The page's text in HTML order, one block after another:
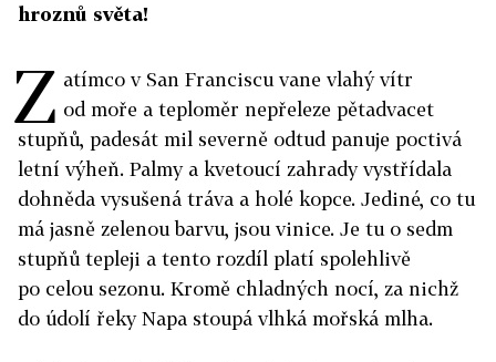
hroznů světa!
Z atímco v San Franciscu vane vlahý vítr
od moře a teploměr nepřeleze pětadvacet
stupňů, padesát mil severně odtud panuje poctivá
letní výheň. Palmy a kvetoucí zahrady vystřídala
dohněda vysušená tráva a holé kopce. Jediné, co tu
má jasně zelenou barvu, jsou vinice. Je tu o sedm
stupňů tepleji a tento rozdíl platí spolehlivě
po celou sezonu. Kromě chladných nocí, za nichž
do údolí řeky Napa stoupá vlhká mořská mlha.